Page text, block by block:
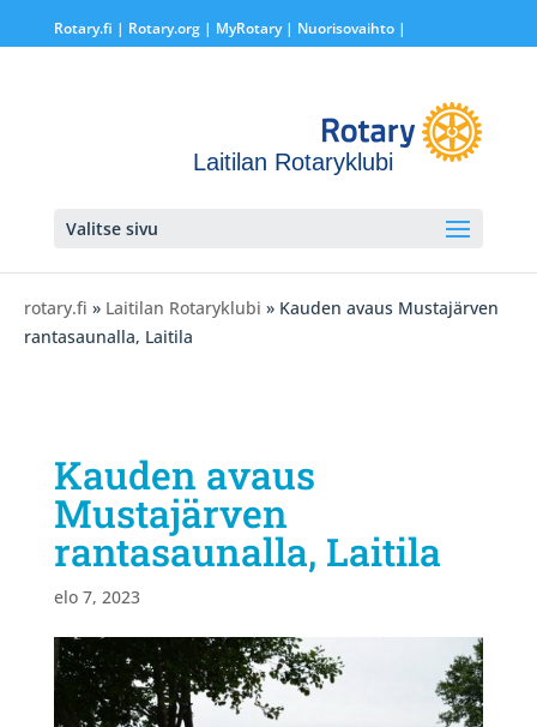
Rotary.fi | Rotary.org| MyRotary | Nuorisovaihto|
Laitilan Rotaryklubi
Valitse sivu
rotary.fi » Laitilan Rotaryklubi » Kauden avaus Mustajärven
rantasaunalla, Laitila
Kauden avaus
Mustajärven
rantasaunalla, Laitila
elo 7, 2023